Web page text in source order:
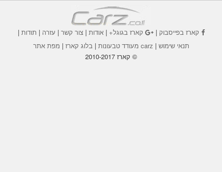
קארז בפייסבוק| קארז בגוגל+|אודות |צור קשר | עזרה | תודות |
תנאי שימוש | carz מעודד טבעונות | בלוג קארז | מפת אתר
© קארז 2010-2017